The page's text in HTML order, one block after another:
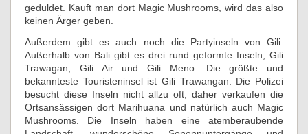
geduldet. Kauft man dort Magic Mushrooms, wird das also
keinen Ärger geben.
Außerdem gibt es auch noch die Partyinseln von Gili.
Außerhalb von Bali gibt es drei rund geformte Inseln, Gili
Trawagan, Gili Air und Gili Meno. Die größte und
bekannteste Touristeninsel ist Gili Trawangan. Die Polizei
besucht diese Inseln nicht allzu oft, daher verkaufen die
Ortsansässigen dort Marihuana und natürlich auch Magic
Mushrooms. Die Inseln haben eine atemberaubende